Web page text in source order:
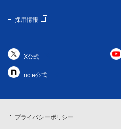
採用情報
X公式
note公式
プライバシーポリシー